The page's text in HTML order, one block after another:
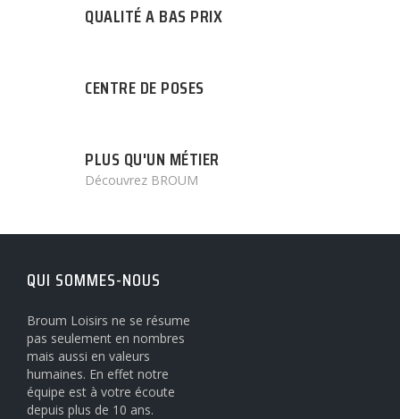
QUALITÉ A BAS PRIX
CENTRE DE POSES
PLUS QU'UN MÉTIER
Découvrez BROUM
QUI SOMMES-NOUS
Broum Loisirs ne se résume
pas seulement en nombres
mais aussi en valeurs
humaines. En effet notre
équipe est à votre écoute
depuis plus de 10 ans.